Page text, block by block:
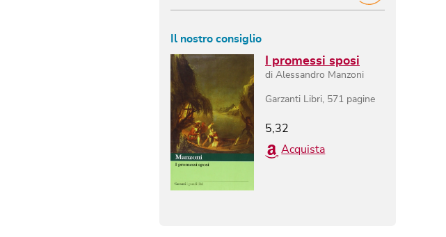
Il nostro consiglio
I promessi sposi
di Alessandro Manzoni
Garzanti Libri 571 pagine
5,32
Acquista